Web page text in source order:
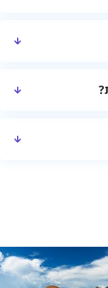
מיוחדים.